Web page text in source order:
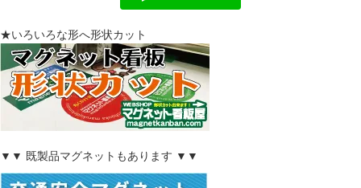
★いろいろな形へ形状カット
▼▼ 既製品マグネットもあります ▼▼